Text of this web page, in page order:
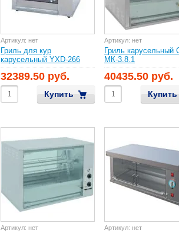
Артикул: нет
Гриль для кур
карусельный YXD-266
32389.50 руб.
Купить
Артикул: нет
Гриль карусельный
МК-3.8.1
40435.50 руб.
Купить
Артикул: нет Артикул: нет